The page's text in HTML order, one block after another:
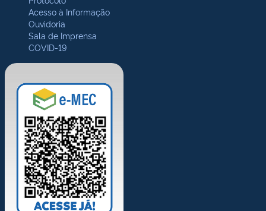
Acesso à Informação
Ouvidoria
Sala de Imprensa
COVID-19